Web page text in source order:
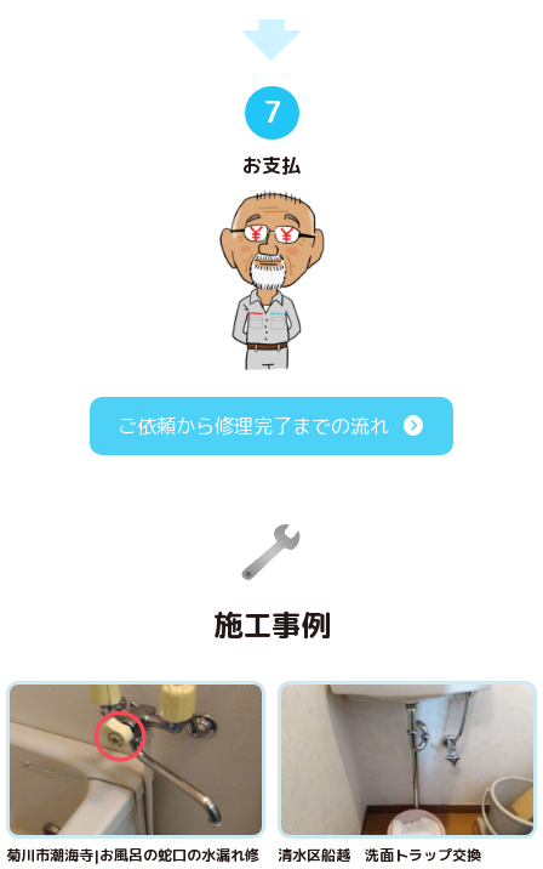
7
お支払
ご依頼から修理完了までの流れ
施工事例
菊川市潮海寺|お風呂の蛇口の水漏れ修
清水区船越 洗面トラップ交換